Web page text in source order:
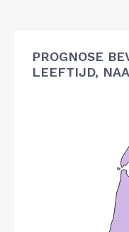
PROGNOSE
LEEFTIJD,